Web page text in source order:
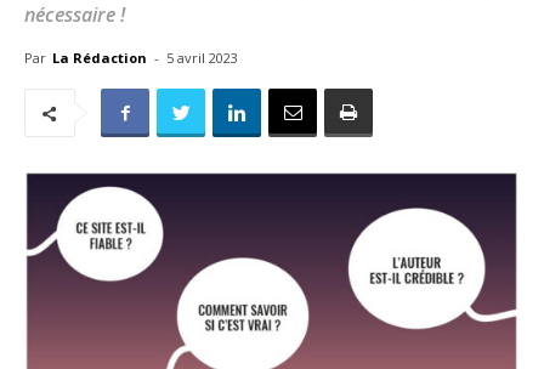
nécessaire !
Par La Rédaction - 5 avril 2023